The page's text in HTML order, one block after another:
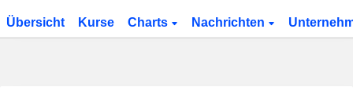
Übersicht Kurse Charts Nachrichten